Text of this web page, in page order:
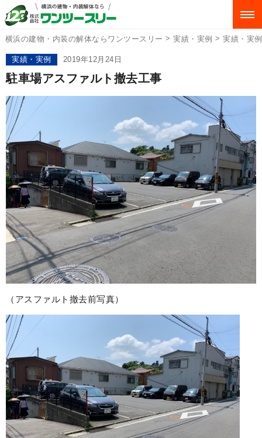
横浜の建物・内装の解体ならワンツースリー >実績・実例 >実績・実例
実績・実例 2019年12月24日
駐車場アスファルト撤去工事
（アスファルト撤去前写真）